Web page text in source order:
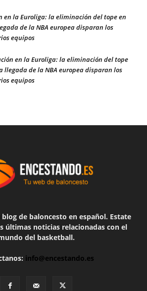
en la Euroliga: la eliminación del tope en
de la NBA europea disparan los
equipos
en la Euroliga: la eliminación del tope
llegada de la NBA europea disparan los
equipos
de baloncesto en español. Estate
últimas noticias relacionadas con el
del basketball.
info@encestando.es